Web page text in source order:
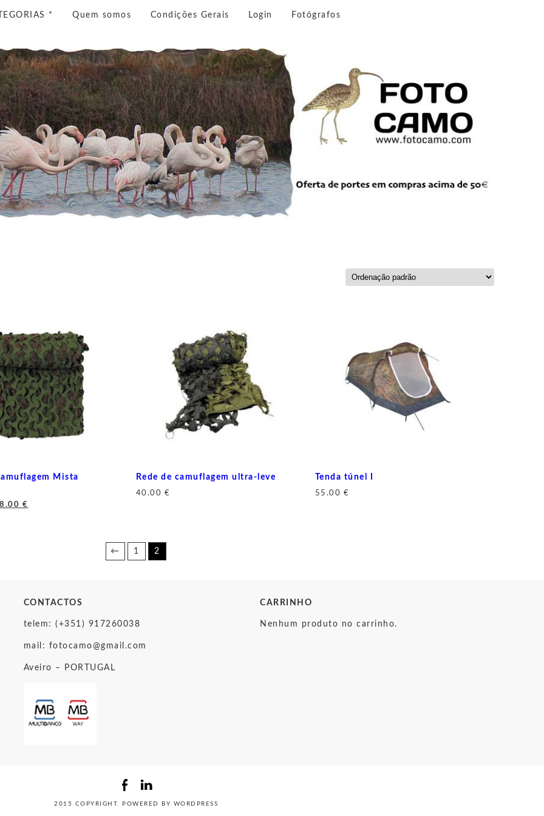
* Quem somos Condições Gerais Login Fotógrafos
Mista
€
Rede de camuflagem ultra-leve
40.00 €
Tenda túnel I
55.00 €
← 1 2
CONTACTOS
telem: (+351) 917260038
mail: fotocamo@gmail.com
Aveiro – PORTUGAL
CARRINHO
Nenhum produto no carrinho.
2015 COPYRIGHT. POWERED BY WORDPRESS